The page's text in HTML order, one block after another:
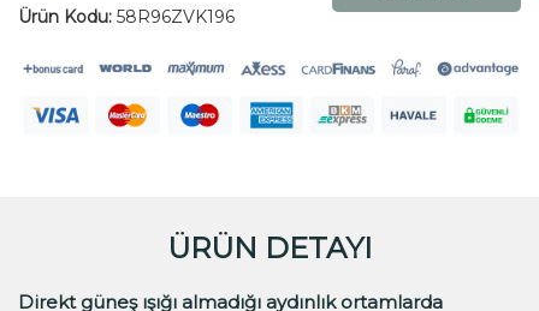
Ürün Kodu: 58R96ZVK196
ÜRÜN DETAYI
Direkt güneş ışığı almadığı aydınlık ortamlarda